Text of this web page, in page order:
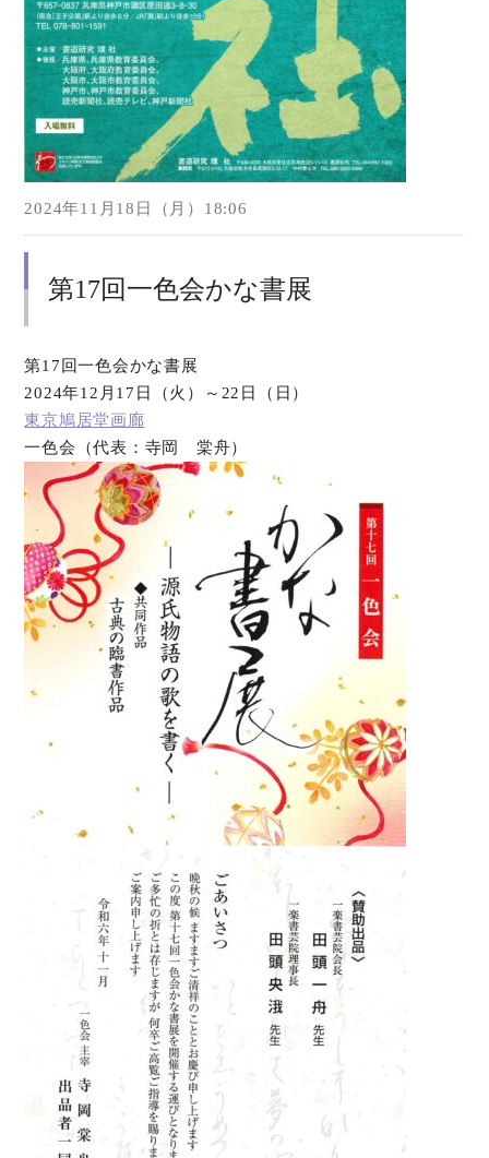
2024年11月18日（月）18:06
第17回一色会かな書展
第17回一色会かな書展
2024年12月17日（火）～22日（日）
東京鳩居堂画廊
一色会（代表：寺岡 棠舟）